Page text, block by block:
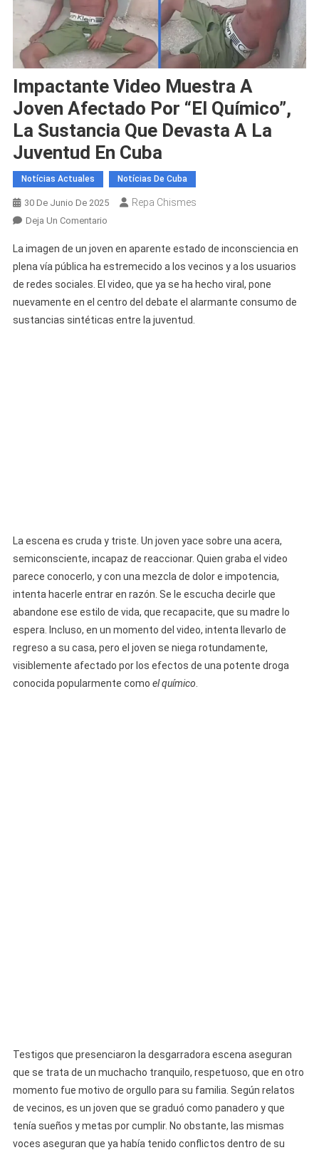
Impactante Video Muestra A
Joven Afectado Por “el Químico”,
La Sustancia Que Devasta A La
Juventud En Cuba
Notícias Actuales Notícias De Cuba
30 De Junio De 2025 Repa Chismes
Deja Un ComentarioEn
Video
Muestra
A
Joven
Afectado
La imagen de un joven en aparente estado de inconsciencia en
plena vía pública ha estremecido a los vecinos y a los usuarios
de redes sociales. El video, que ya se ha hecho viral, pone
nuevamente en el centro del debate el alarmante consumo de
sustancias sintéticas entre la juventud.
La escena es cruda y triste. Un joven yace sobre una acera,
semiconsciente, incapaz de reaccionar. Quien graba el video
parece conocerlo, y con una mezcla de dolor e impotencia,
intenta hacerle entrar en razón. Se le escucha decirle que
abandone ese estilo de vida, que recapacite, que su madre lo
espera. Incluso, en un momento del video, intenta llevarlo de
regreso a su casa, pero el joven se niega rotundamente,
visiblemente afectado por los efectos de una potente droga
conocida popularmente como el químico.
Testigos que presenciaron la desgarradora escena aseguran
que se trata de un muchacho tranquilo, respetuoso, que en otro
momento fue motivo de orgullo para su familia. Según relatos
de vecinos, es un joven que se graduó como panadero y que
tenía sueños y metas por cumplir. No obstante, las mismas
voces aseguran que ya había tenido conflictos dentro de su